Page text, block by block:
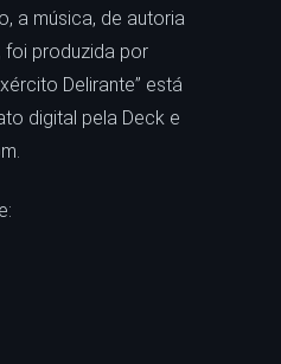
a música, de autoria
foi produzida por
Delirante” está
digital pela Deck e